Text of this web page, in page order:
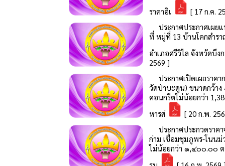
ราคาอิเ
[ 17 ก.ค.
ประกาศประกาศเผย
ที่ หมู่ที่ 13 บ้านโคกสำรา
อำเภอศรีวิไล จังหวัดบึง
2569 ]
ประกาศเปิดเผยราค
วัดป่าบะดูน) ขนาดกว้าง
คอนกรีตไม่น้อยกว่า
หารส่
[ 20 ก.พ.
ประกาศประกวดราค
ก่าม เชื่อมชุมภูพร-โนน
ไม่น้อยกว่า ๑,๔๐๐.๐๐ ต